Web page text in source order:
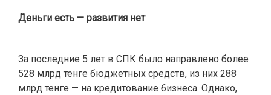
Деньги есть — развития нет
За последние 5 лет в СПК было направлено более
528 млрд тенге бюджетных средств, из них 288
млрд тенге — на кредитование бизнеса. Однако,